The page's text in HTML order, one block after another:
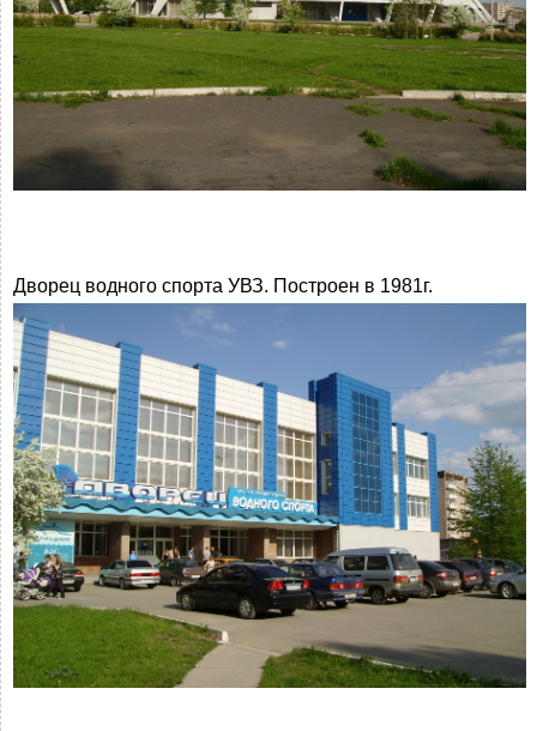
Дворец водного спорта УВЗ. Построен в 1981г.